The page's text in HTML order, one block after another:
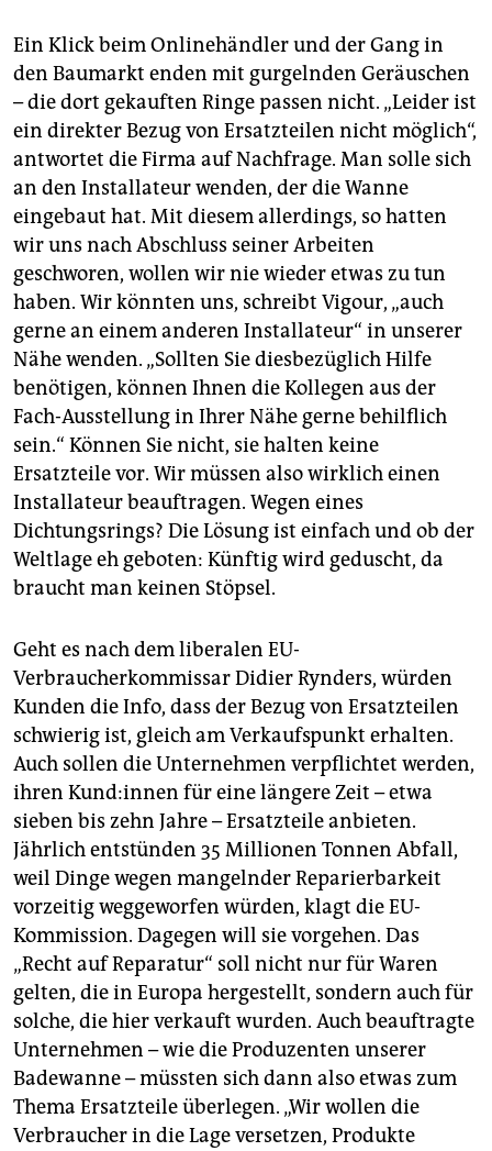
Ein Klick beim Onlinehändler und der Gang in
den Baumarkt enden mit gurgelnden Geräuschen
– die dort gekauften Ringe passen nicht. „Leider ist
ein direkter Bezug von Ersatzteilen nicht möglich“,
antwortet die Firma auf Nachfrage. Man solle sich
an den Installateur wenden, der die Wanne
eingebaut hat. Mit diesem allerdings, so hatten
wir uns nach Abschluss seiner Arbeiten
geschworen, wollen wir nie wieder etwas zu tun
haben. Wir könnten uns, schreibt Vigour, „auch
gerne an einem anderen Installateur“ in unserer
Nähe wenden. „Sollten Sie diesbezüglich Hilfe
benötigen, können Ihnen die Kollegen aus der
Fach-Ausstellung in Ihrer Nähe gerne behilflich
sein.“ Können Sie nicht, sie halten keine
Ersatzteile vor. Wir müssen also wirklich einen
Installateur beauftragen. Wegen eines
Dichtungsrings? Die Lösung ist einfach und ob der
Weltlage eh geboten: Künftig wird geduscht, da
braucht man keinen Stöpsel.
Geht es nach dem liberalen EU-
Verbraucherkommissar Didier Rynders, würden
Kunden die Info, dass der Bezug von Ersatzteilen
schwierig ist, gleich am Verkaufspunkt erhalten.
Auch sollen die Unternehmen verpflichtet werden,
ihren Kun­d:in­nen für eine längere Zeit – etwa
sieben bis zehn Jahre – Ersatzteile anbieten.
Jährlich entstünden 35 Millionen Tonnen Abfall,
weil Dinge wegen mangelnder Reparierbarkeit
vorzeitig weggeworfen würden, klagt die EU-
Kommission. Dagegen will sie vorgehen. Das
„Recht auf Reparatur“ soll nicht nur für Waren
gelten, die in Europa hergestellt, sondern auch für
solche, die hier verkauft wurden. Auch beauftragte
Unternehmen – wie die Produzenten unserer
Badewanne – müssten sich dann also etwas zum
Thema Ersatzteile überlegen. „Wir wollen die
Verbraucher in die Lage versetzen, Produkte